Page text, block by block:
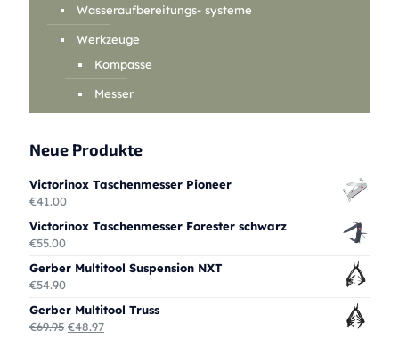
Wasseraufbereitungs- systeme
Werkzeuge
Kompasse
Messer
Neue Produkte
Victorinox Taschenmesser Pioneer
€41.00
Victorinox Taschenmesser Forester schwarz
€55.00
Gerber Multitool Suspension NXT
€54.90
Gerber Multitool Truss
€69.95 Ursprünglicher
€48.97Aktueller